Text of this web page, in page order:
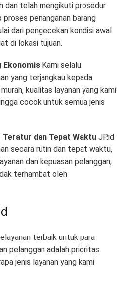
dan telah mengikuti prosedur
penanganan barang
dari pengecekan kondisi awal
di lokasi tujuan.
Ekonomis Kami selalu
yang terjangkau kepada
kualitas layanan yang kami
cocok untuk semua jenis
Teratur dan Tepat Waktu JP.id
secara rutin dan tepat waktu,
dan kepuasan pelanggan,
terhambat oleh
terbaik untuk para
pelanggan adalah prioritas
jenis layanan yang kami